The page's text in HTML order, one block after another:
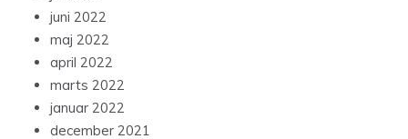
juni 2022
maj 2022
april 2022
marts 2022
januar 2022
december 2021